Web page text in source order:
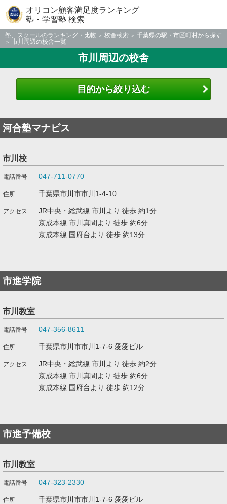
オリコン顧客満足度ランキング
塾・学習塾 検索
塾、スクールのランキング・比較 校舎検索
千葉県の駅・市区町村から探す
市川周辺の校舎一覧
市川周辺の校舎
目的から絞り込む
河合塾マナビス
市川校
047-711-0770
千葉県市川市市川1-4-10
JR中央・総武線 市川より 徒歩 約1分
京成本線 市川真間より 徒歩 約6分
京成本線 国府台より 徒歩 約13分
市進学院
市川教室
047-356-8611
千葉県市川市市川1-7-6 愛愛ビル
JR中央・総武線 市川より 徒歩 約2分
京成本線 市川真間より 徒歩 約6分
京成本線 国府台より 徒歩 約12分
市進予備校
市川教室
047-323-2330
千葉県市川市市川1-7-6 愛愛ビル